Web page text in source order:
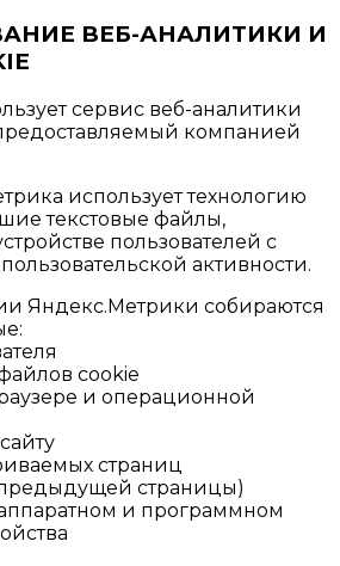
ВЕБ-АНАЛИТИКИ И
сервис веб-аналитики
компанией
использует технологию
текстовые файлы,
пользователей с
активности.
Яндекс.Метрики собираются
cookie
и операционной
страниц
страницы)
и программном